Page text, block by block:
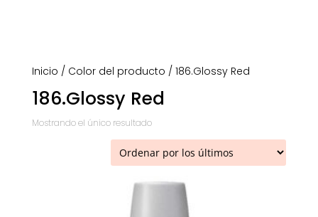
Inicio / Color del producto / 186.Glossy Red
186.Glossy Red
Mostrando el único resultado